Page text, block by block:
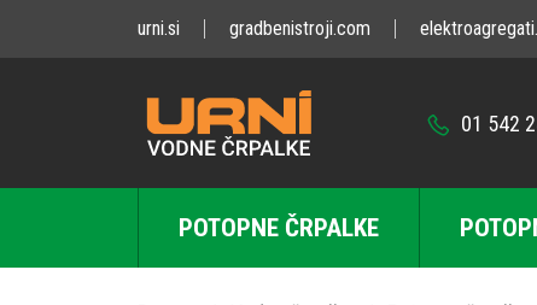
urni.si gradbenistroji.com
01 542
POTOPNE ČRPALKE